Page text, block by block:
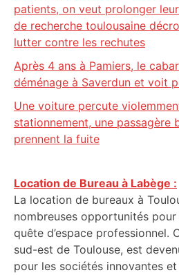
patients, on veut prolonger
de recherche toulousaine
lutter contre les rechutes
Après 4 ans à Pamiers, le
déménage à Saverdun et voit
Une voiture percute
stationnement, une passagère
prennent la fuite
Location de Bureau à Labège :
La location de bureaux à
nombreuses opportunités
quête d’espace professionnel.
sud-est de Toulouse, est
pour les sociétés innovantes